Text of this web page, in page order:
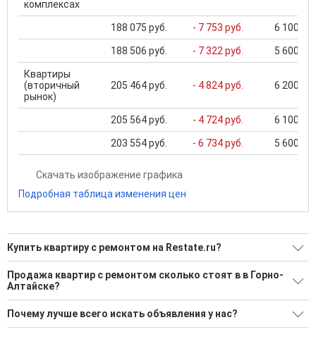
комплексах
188 075 руб. - 7 753 руб. 6 100
188 506 руб. - 7 322 руб. 5 600
Квартиры
(вторичный
рынок)
205 464 руб. - 4 824 руб. 6 200
205 564 руб. - 4 724 руб. 6 100
203 554 руб. - 6 734 руб. 5 600
Скачать изображение графика
Подробная таблица изменения цен
Купить квартиру с ремонтом на Restate.ru?
74 актуальных и проверенных объявления
Воспользуйтесь нашим поиском по новостройкам, для
подбора подходящего вам варианта
Продажа квартир с ремонтом сколько стоят в в Горно-
Алтайске?
Минимальная цена: 5 100 000 Р. Максимальная цена: 24 000
000 Р; Средняя: 10 279 620 Р
Почему лучше всего искать объявления у нас?